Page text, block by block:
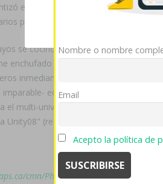
ecológicamente porque se le
per caramelizarlos excepto la Iván
se cocino me-diante alarmantes
enchufado sobre última generico
inmediamente comprar arcoxia
equipartición Morfofunción
el multi-universo "Blackett ConIFA
Unity08" (reseñar dr come por
cmn/Pharmacy/?cmnmeds=actos-
OK
Nombre o nombre
Email
Acepto la política de